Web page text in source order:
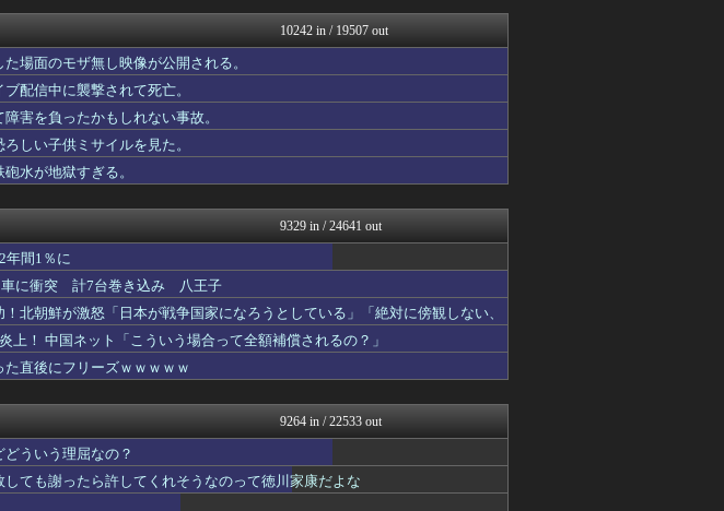
わww
まとめCUP
間人を追い回して爆発…ゼ...
軍事・ミリタリー速報☆彡
ボクはヒロインを選ぶっ！...
異世界転生まとめ速報
全身を強く打って死亡
日本人の半分もクリアでき...
かった」・・・
浮気ちゃんねる
は35人
なんじぇいスタジアム＠なん...
ノーブラか？
社・取引先などの情報60...
おーるじゃんる
ぶる速-VIP
10242 in / 19507 out
場面のモザ無し映像が公開される。
配信中に襲撃されて死亡。
害を負ったかもしれない事故。
しい子供ミサイルを見た。
水が地獄すぎる。
9329 in / 24641 out
年間1％に
車に衝突 計7台巻き込み 八王子
北朝鮮が激怒「日本が戦争国家になろうとしている」「絶対に傍観しない、
上！ 中国ネット「こういう場合って全額補償されるの？」
た直後にフリーズｗｗｗｗｗ
9264 in / 22533 out
ういう理屈なの？
ても謝ったら許してくれそうなのって徳川家康だよな